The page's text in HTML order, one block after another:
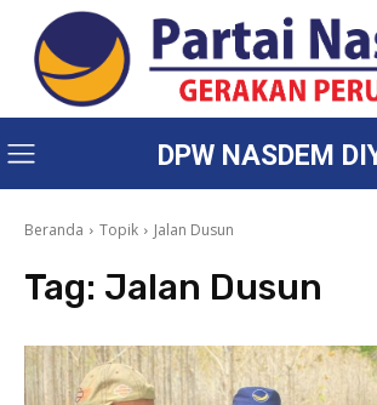
DPW NASDEM
Beranda Topik Jalan Dusun
Tag: Jalan Dusun